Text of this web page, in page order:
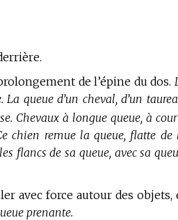
de l’épine du dos.
queue d’un cheval, d’un
Chevaux à longue queue, à
chien remue la queue, flatte de
flancs de sa queue, avec sa
avec force autour des objets,
prenante.